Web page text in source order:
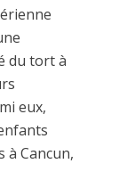
du tort à
eux,
à Cancun,